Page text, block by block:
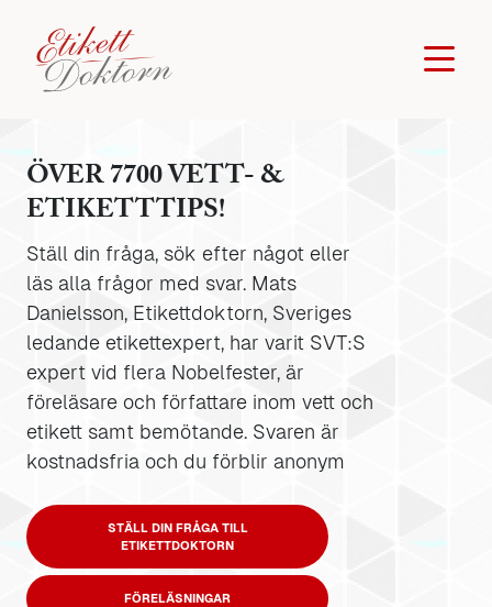
ÖVER 7700 VETT- &
ETIKETTTIPS!
Ställ din fråga, sök efter något eller
läs alla frågor med svar. Mats
Danielsson, Etikettdoktorn, Sveriges
ledande etikettexpert, har varit SVT:S
expert vid flera Nobelfester, är
föreläsare och författare inom vett och
etikett samt bemötande. Svaren är
kostnadsfria och du förblir anonym
STÄLL DIN FRÅGA TILL
ETIKETTDOKTORN
FÖRELÄSNINGAR